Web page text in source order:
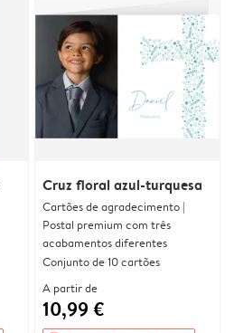
Cruz floral azul-turquesa
Cartões de agradecimento |
Postal premium com três
acabamentos diferentes
Conjunto de 10 cartões
A partir de
10,99 €